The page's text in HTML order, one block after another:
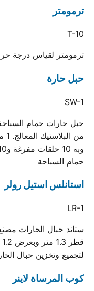
ترمومتر
T-10
ترمومتر لقياس درجة
حبل حارة
SW-1
حبل حارات حمام
حمام السباحة
استانلس استيل رولر
LR-1
لتجميع وتخزين حبال
كوب المرساة لاينر